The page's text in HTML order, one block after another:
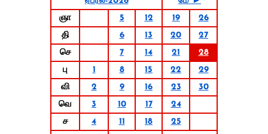
ஞா
5 12 19
26
தி
6 13 20
27
செ
7 14 21
28
பு
1 8 15 22
29
வி
2 9 16 23
30
வெ
3 10 17
24
ச
4 11 18
25